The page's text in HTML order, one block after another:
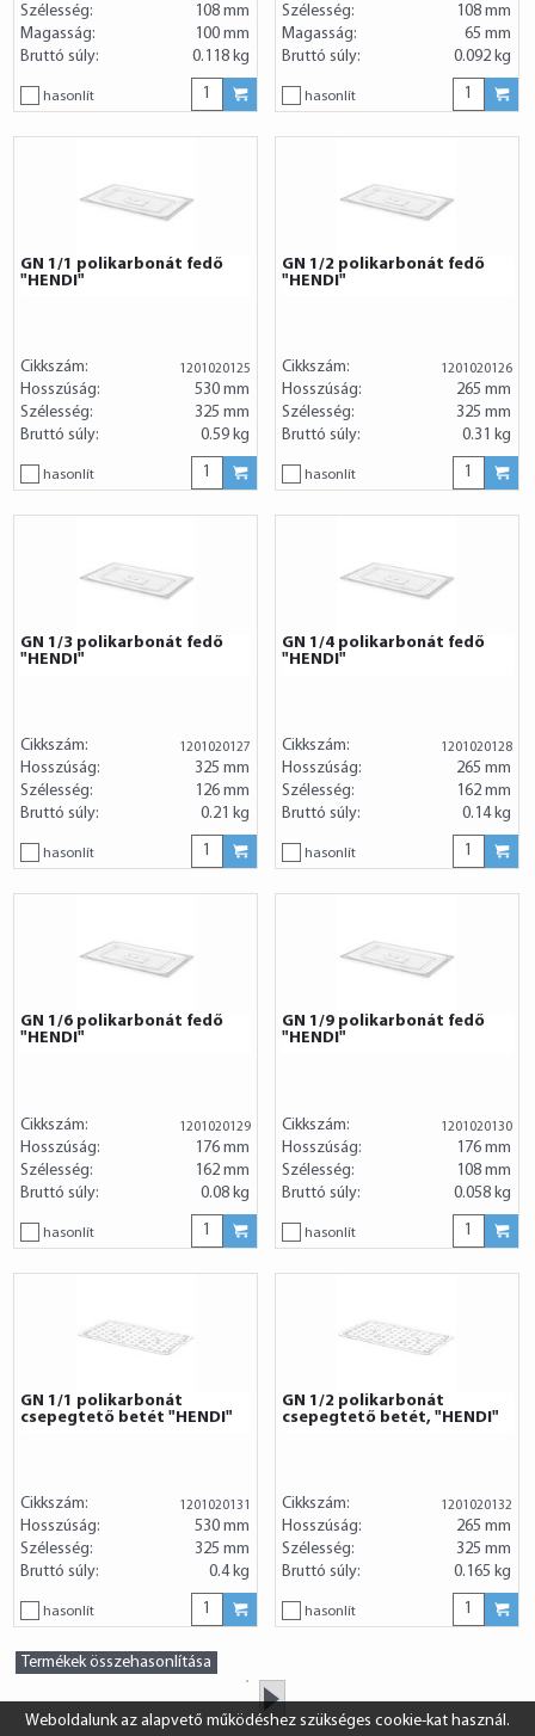
Szélesség:
108 mm
Magasság:
100 mm
Bruttó súly:
0.118 kg
hasonlít
Szélesség:
108 mm
Magasság:
65 mm
Bruttó súly:
0.092 kg
hasonlít
GN 1/1 polikarbonát fedő
"HENDI"
Cikkszám: 1201020125
Hosszúság:
530 mm
Szélesség:
325 mm
Bruttó súly:
0.59 kg
hasonlít
GN 1/2 polikarbonát fedő
"HENDI"
Cikkszám: 1201020126
Hosszúság:
265 mm
Szélesség:
325 mm
Bruttó súly:
0.31 kg
hasonlít
GN 1/3 polikarbonát fedő
"HENDI"
Cikkszám: 1201020127
Hosszúság:
325 mm
Szélesség:
126 mm
Bruttó súly:
0.21 kg
hasonlít
GN 1/4 polikarbonát fedő
"HENDI"
Cikkszám: 1201020128
Hosszúság:
265 mm
Szélesség:
162 mm
Bruttó súly:
0.14 kg
hasonlít
GN 1/6 polikarbonát fedő
"HENDI"
Cikkszám: 1201020129
Hosszúság:
176 mm
Szélesség:
162 mm
Bruttó súly:
0.08 kg
hasonlít
GN 1/9 polikarbonát fedő
"HENDI"
Cikkszám: 1201020130
Hosszúság:
176 mm
Szélesség:
108 mm
Bruttó súly:
0.058 kg
hasonlít
GN 1/1 polikarbonát
csepegtető betét "HENDI"
Cikkszám: 1201020131
Hosszúság:
530 mm
Szélesség:
325 mm
Bruttó súly:
0.4 kg
hasonlít
GN 1/2 polikarbonát
csepegtető betét, "HENDI"
Cikkszám: 1201020132
Hosszúság:
265 mm
Szélesség:
325 mm
Bruttó súly:
0.165 kg
hasonlít
Termékek összehasonlítása
»
Weboldalunk az alapvető működéshez szükséges cookie-kat használ.